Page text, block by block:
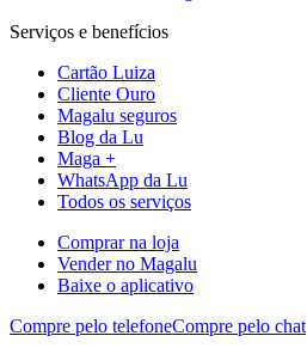
Serviços e benefícios
Cartão Luiza
Cliente Ouro
Magalu seguros
Blog da Lu
Maga +
WhatsApp da Lu
Todos os serviços
Comprar na loja
Vender no Magalu
Baixe o aplicativo
Compre pelo telefoneCompre pelo chat